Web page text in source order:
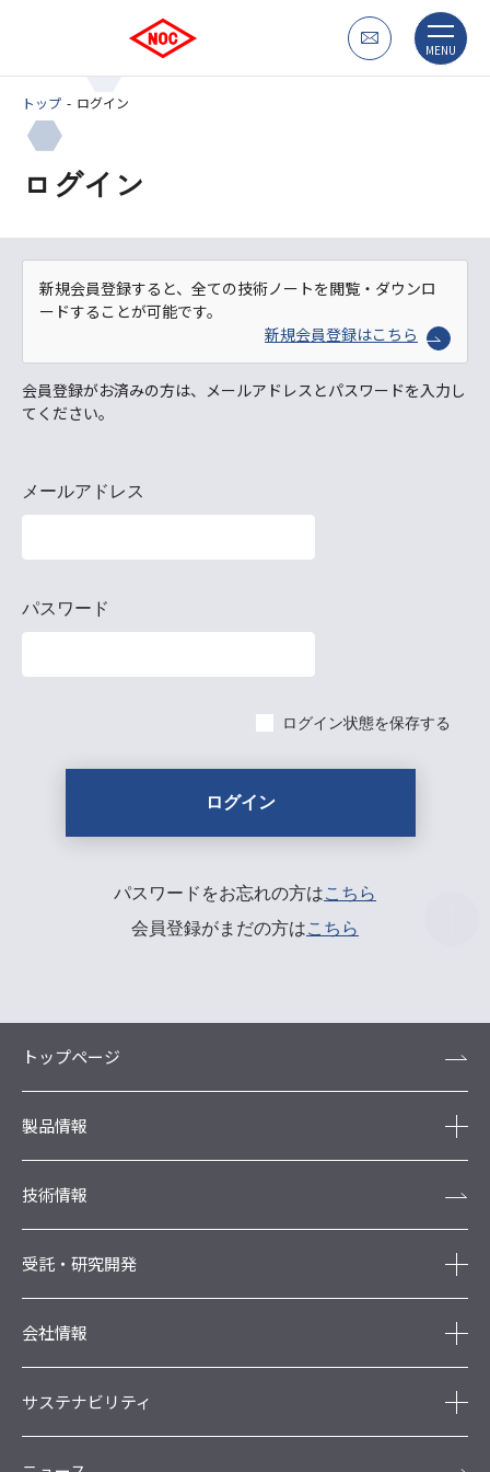
MENU
トップ ログイン
ログイン
新規会員登録すると、全ての技術ノートを閲覧・ダウンロ
ードすることが可能です。
新規会員登録はこちら
会員登録がお済みの方は、メールアドレスとパスワードを入力し
てください。
メールアドレス
パスワード
ログイン状態を保存する
パスワードをお忘れの方はこちら
会員登録がまだの方はこちら
トップページ
製品情報
技術情報
受託・研究開発
会社情報
サステナビリティ